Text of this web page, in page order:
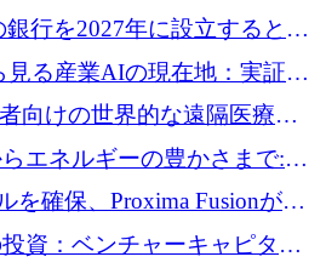
以上のテクノロジー資金調
銀行を2027年に設立すると米
見る産業AIの現在地：実証と
向けの世界的な遠隔医療プ
拡大するために 100 万ユー
エネルギーの豊かさまで:
X がヨーロッパの AI の未来
を確保、Proxima Fusionが4
獲得、Invest EuropeはVCの
資：ベンチャーキャピタル